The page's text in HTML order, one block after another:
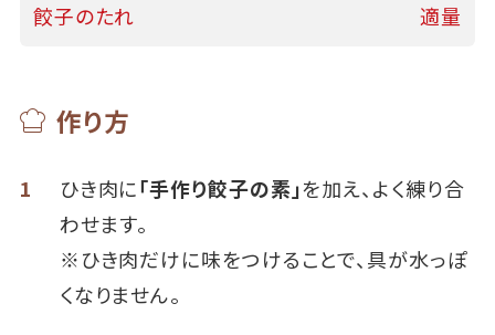
餃子のたれ 適量
作り方
1 ひき肉に「手作り餃子の素」を加え、よく練り合
わせます。
※ひき肉だけに味をつけることで、具が水っぽ
くなりません。